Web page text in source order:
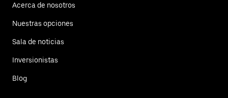
Acerca de nosotros
Nuestras opciones
Sala de noticias
Inversionistas
Blog